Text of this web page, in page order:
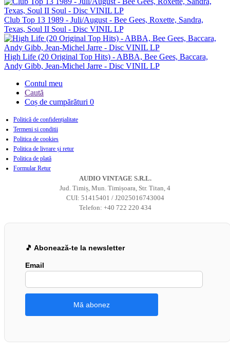
Club Top 13 1989 - Juli/August - Bee Gees, Roxette, Sandra,
Texas, Soul II Soul - Disc VINIL LP
High Life (20 Original Top Hits) - ABBA, Bee Gees, Baccara,
Andy Gibb, Jean-Michel Jarre - Disc VINIL LP
Contul meu
Caută
Coș de cumpărături 0
Politică de confidențialitate
Termeni si conditii
Politica de cookies
Politica de livrare și retur
Politica de plată
Formular Retur
AUDIO VINTAGE S.R.L.
Jud. Timiș, Mun. Timișoara, Str. Titan, 4
CUI: 51415401 / J2025016743004
Telefon: +40 722 220 434
🎵 Abonează-te la newsletter
Email